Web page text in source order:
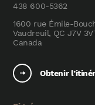
438 600-5362
1600 rue Émile-
Vaudreuil, QC J7V
Canada
Obtenir